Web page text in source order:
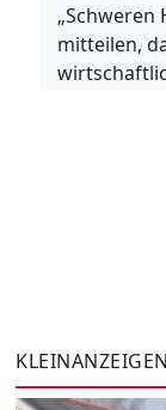
„Schweren
mitteilen,
KLEINANZEIGEN